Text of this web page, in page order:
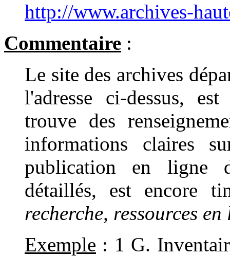
http://www.archives-
Commentaire :
Le site des archives
l'adresse ci-dessus, est
trouve des
informations claires
publication en ligne
détaillés, est encore
recherche, ressources
Exemple : 1 G.